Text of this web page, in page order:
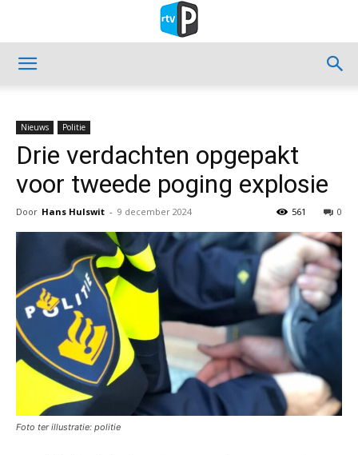
Nieuws Politie
Drie verdachten opgepakt
voor tweede poging explosie
Door Hans Hulswit - 9 december 2024 0
561
Foto ter illustratie: politie